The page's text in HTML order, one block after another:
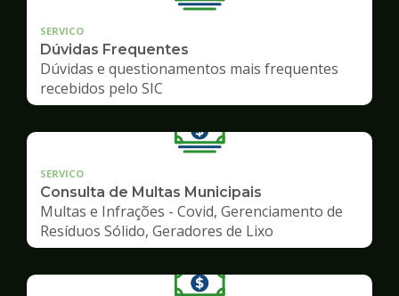
SERVICO
Dúvidas Frequentes
Dúvidas e questionamentos mais frequentes
recebidos pelo SIC
SERVICO
Consulta de Multas Municipais
Multas e Infrações - Covid, Gerenciamento de
Resíduos Sólido, Geradores de Lixo